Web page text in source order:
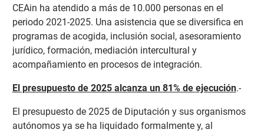
CEAin ha atendido a más de 10.000 personas en el
periodo 2021-2025. Una asistencia que se diversifica en
programas de acogida, inclusión social, asesoramiento
jurídico, formación, mediación intercultural y
acompañamiento en procesos de integración.
El presupuesto de 2025 alcanza un 81% de ejecución.-
El presupuesto de 2025 de Diputación y sus organismos
autónomos ya se ha liquidado formalmente y, al